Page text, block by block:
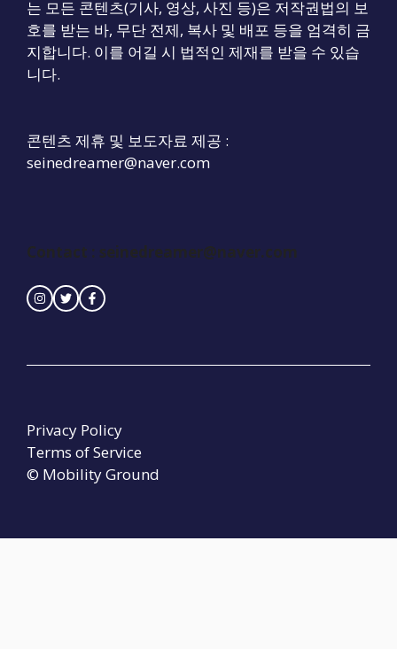
는 모든 콘텐츠(기사, 영상, 사진 등)은 저작권법의 보
호를 받는 바, 무단 전제, 복사 및 배포 등을 엄격히 금
지합니다. 이를 어길 시 법적인 제재를 받을 수 있습
니다.
콘텐츠 제휴 및 보도자료 제공 :
seinedreamer@naver.com
Contact : seinedreamer@naver.com
© Mobility Ground
Privacy Policy
Terms of Service